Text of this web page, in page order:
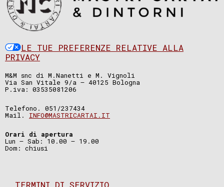
LE TUE PREFERENZE RELATIVE ALLA
PRIVACY
M&M snc di M.Nanetti e M. Vignoli
Via San Vitale 9/a – 40125 Bologna
P.iva: 03535081206
Telefono. 051/237434
Mail. INFO@MASTRICARTAI.IT
Orari di apertura
Lun – Sab: 10.00 – 19.00
Dom: chiusi